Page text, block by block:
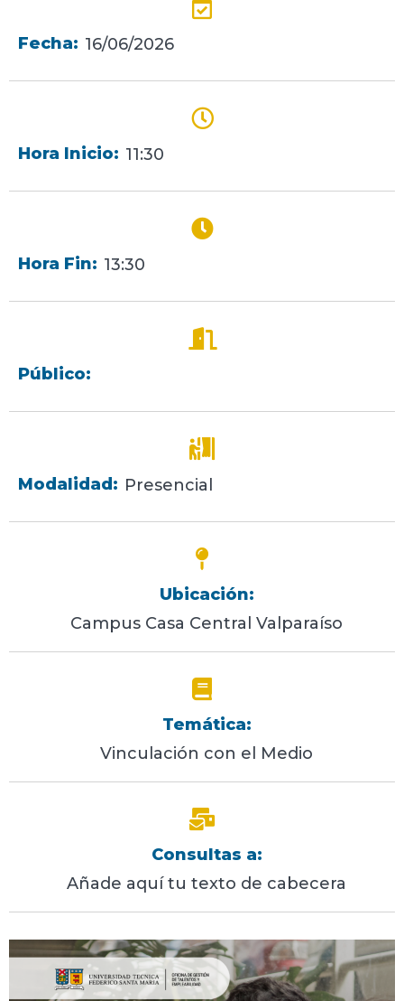
Fecha: 16/06/2026
Hora Inicio: 11:30
Hora Fin: 13:30
Público:
Modalidad: Presencial
Ubicación:
Campus Casa Central Valparaíso
Temática:
Vinculación con el Medio
Consultas a:
Añade aquí tu texto de cabecera